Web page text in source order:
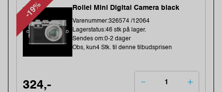
-19% Rollei Mini Digital Camera black
Varenummer:326574 /12064
Lagerstatus:46 stk på lager.
Sendes om:0-2 dager
Obs, kun4 Stk. til denne tilbudsprisen
324,-